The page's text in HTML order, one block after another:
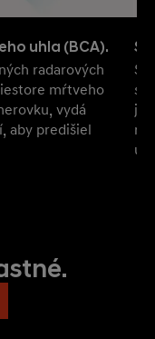
uhla (BCA).
radarových
mŕtveho
vydá
aby predišiel